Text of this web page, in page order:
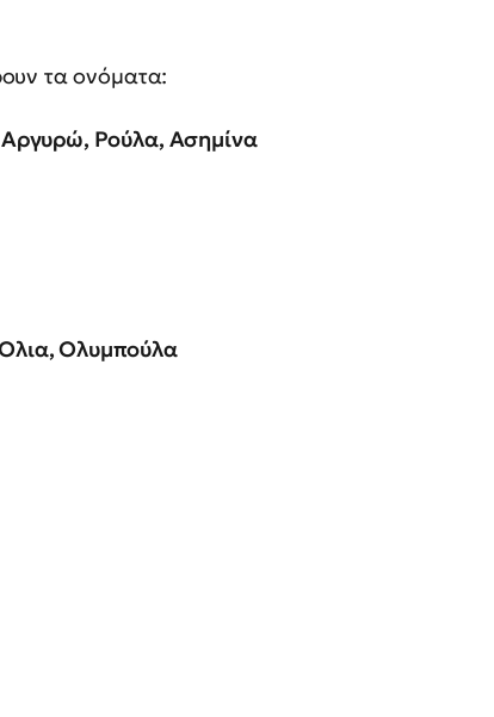
τα ονόματα:
Ρούλα, Ασημίνα
Ολυμπούλα